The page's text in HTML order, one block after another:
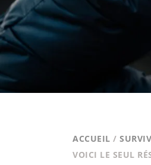
ACCUEIL /
VOICI LE SEUL